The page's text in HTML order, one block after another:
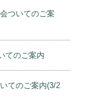
ついてのご案
てのご案内
てのご案内(3/2